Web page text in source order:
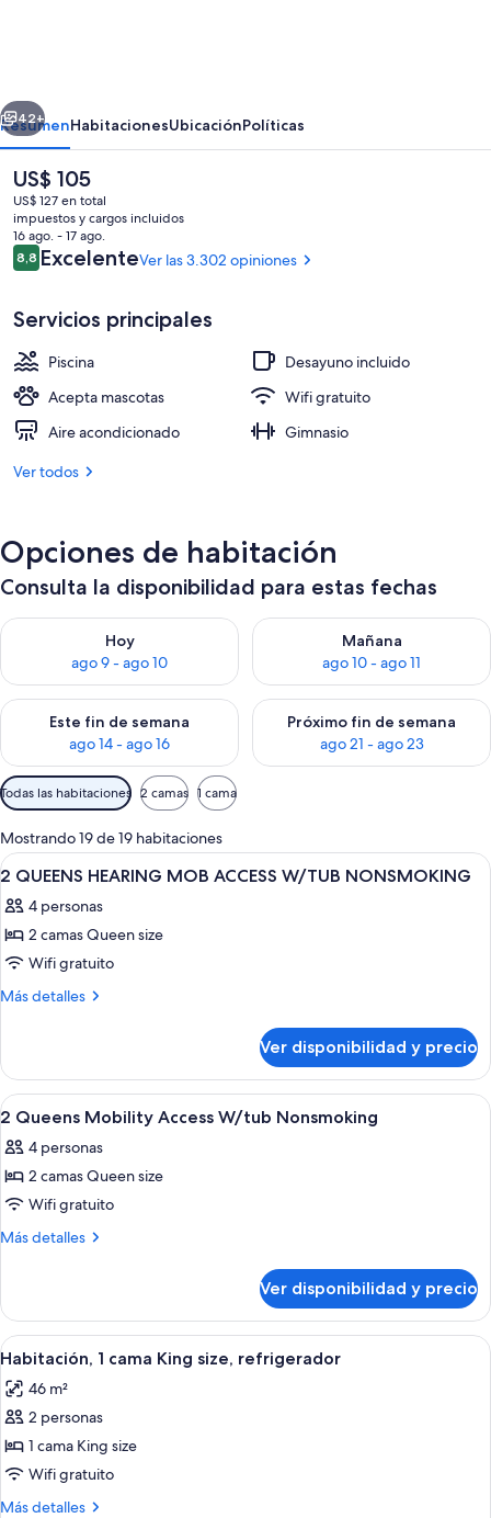
Atlanta
Buckhead
Place
Lobby
Siguiente
42+
ResumenHabitacionesUbicaciónPolíticas
El
precio
actual
es
de
US$ 105
US$ 105
US$ 127 en total
impuestos y cargos incluidos
16 ago. - 17 ago.
Opiniones
8,88,8 de 10
ExcelenteVer las 3.302 opiniones
Servicios principales
Piscina
Desayuno incluido
Acepta mascotas
Wifi gratuito
Aire acondicionado
Gimnasio
Ver todos
Opciones de habitación
Consulta la disponibilidad para estas fechas
Hoy
ago 9 - ago 10
Consulta la disponibilidad para hoy ago 9 - ago 10
Mañana
ago 10 - ago 11
Consulta la disponibilidad
Este fin de semana
ago 14 - ago 16
Consulta la disponibilidad para este fin de semana ago 14 -
Próximo fin de semana
ago 21 - ago 23
Consulta la disponibilidad
Filtros
disponibles
para
las
habitaciones
Todas las habitaciones 2 camas 1 cama
Mostrando 19 de 19 habitaciones
Ver
todas
las
fotos
de
2
MOB
ACCESS
W/TUB
NONSMOKING
Un baño con un espejo grande, un
4
2 QUEENS HEARING MOB ACCESS W/TUB NONSMOKING
4 personas
2 camas Queen size
Wifi gratuito
Más detalles
Más
QUEENS
HEARING
MOB
W/TUB
NONSMOKING
Ver disponibilidad y precio
Ver
todas
las
fotos
de
2
Access
W/tub
Nonsmoking
Habitación de hotel con dos camas,
13
2 Queens Mobility Access W/tub Nonsmoking
4 personas
2 camas Queen size
Wifi gratuito
Más detalles
Más
Queens
Mobility
Access
Nonsmoking
Ver disponibilidad y precio
Ver
todas
las
fotos
de
Habitación,
1
Habitación de hotel con una cama
6
Habitación, 1 cama King size, refrigerador
46 m²
2 personas
1 cama King size
Wifi gratuito
Más detalles
Más